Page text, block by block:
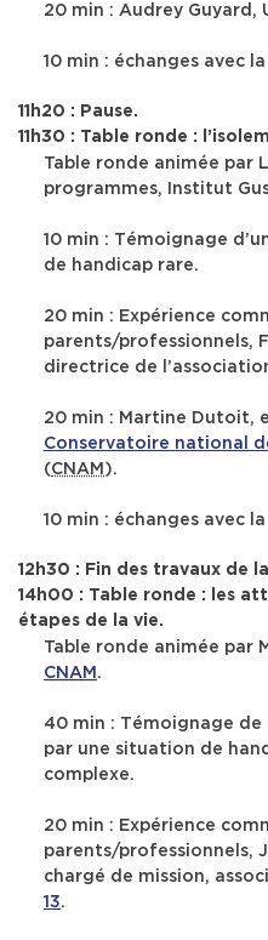
20 min : Audrey Guyard,
10 min : échanges avec
11h20 : Pause.
11h30 : Table ronde :
Table ronde animée par
programmes, Institut
10 min : Témoignage
de handicap rare.
20 min : Expérience
parents/professionnels,
directrice de
20 min : Martine Dutoit,
Conservatoire national
(CNAM).
10 min : échanges avec
12h30 : Fin des travaux de
14h00 : Table ronde : les
étapes de la vie.
Table ronde animée par
CNAM.
40 min : Témoignage
par une situation de
complexe.
20 min : Expérience
parents/professionnels,
chargé de mission,
13.